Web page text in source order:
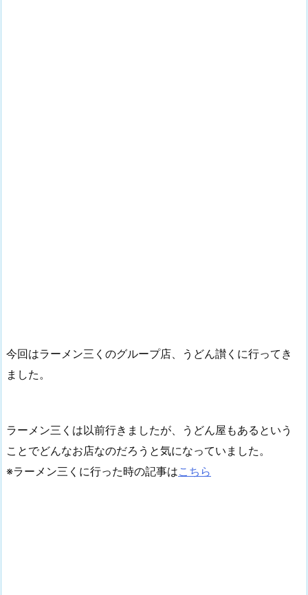
今回はラーメン三くのグループ店、うどん讃くに行ってき
ました。
ラーメン三くは以前行きましたが、うどん屋もあるという
ことでどんなお店なのだろうと気になっていました。
※ラーメン三くに行った時の記事はこちら